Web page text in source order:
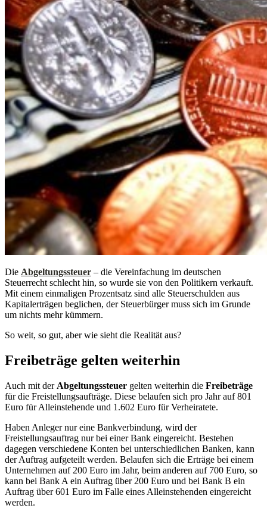
Die Abgeltungssteuer – die Vereinfachung im deutschen
Steuerrecht schlecht hin, so wurde sie von den Politikern verkauft.
Mit einem einmaligen Prozentsatz sind alle Steuerschulden aus
Kapitalerträgen beglichen, der Steuerbürger muss sich im Grunde
um nichts mehr kümmern.
So weit, so gut, aber wie sieht die Realität aus?
Freibeträge gelten weiterhin
Auch mit der Abgeltungssteuer gelten weiterhin die Freibeträge
für die Freistellungsaufträge. Diese belaufen sich pro Jahr auf 801
Euro für Alleinstehende und 1.602 Euro für Verheiratete.
Haben Anleger nur eine Bankverbindung, wird der
Freistellungsauftrag nur bei einer Bank eingereicht. Bestehen
dagegen verschiedene Konten bei unterschiedlichen Banken, kann
der Auftrag aufgeteilt werden. Belaufen sich die Erträge bei einem
Unternehmen auf 200 Euro im Jahr, beim anderen auf 700 Euro, so
kann bei Bank A ein Auftrag über 200 Euro und bei Bank B ein
Auftrag über 601 Euro im Falle eines Alleinstehenden eingereicht
werden.